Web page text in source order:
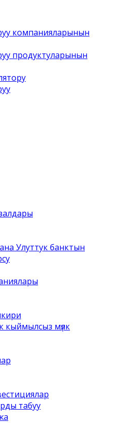
компанияларынын
продуктуларынын
Улуттук банктын
мүлк
табуу